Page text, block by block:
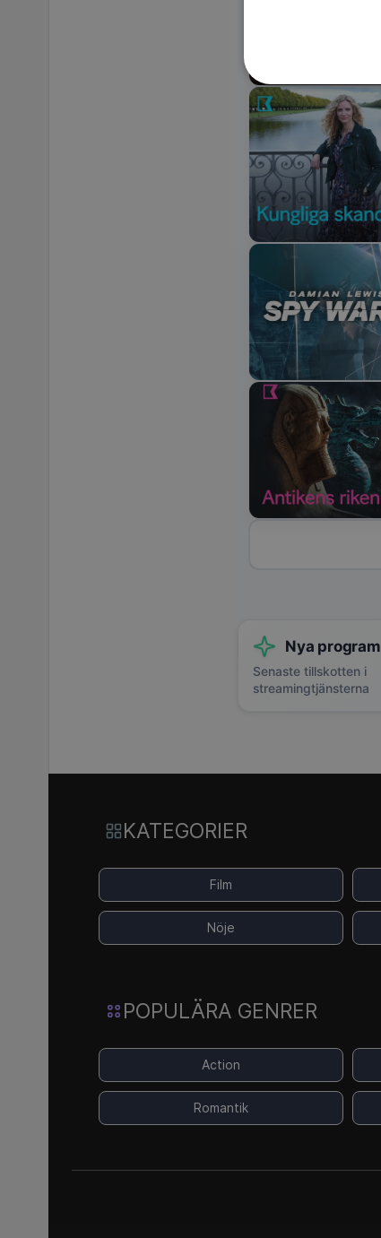
Nya program
Senaste tillskotten i
streamingtjänsterna
KATEGORIER
Film
Nöje
POPULÄRA GENRER
Action
Romantik